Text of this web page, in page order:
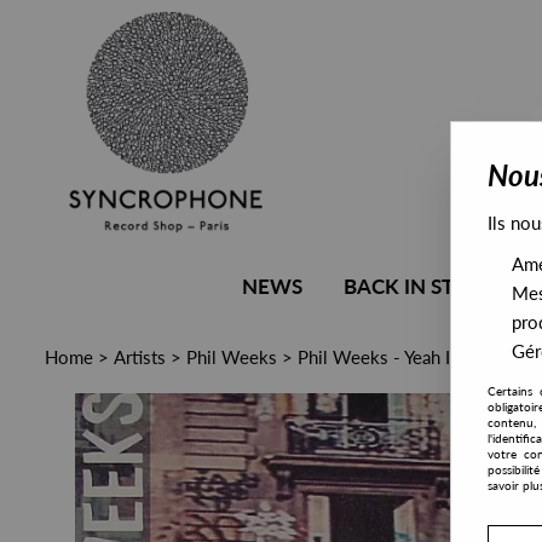
NEWS BACK IN STOCK
Home > Artists > Phil Weeks > Phil Weeks - Yeah I Like That
Ils
Certains
contenu,
votre
savoir